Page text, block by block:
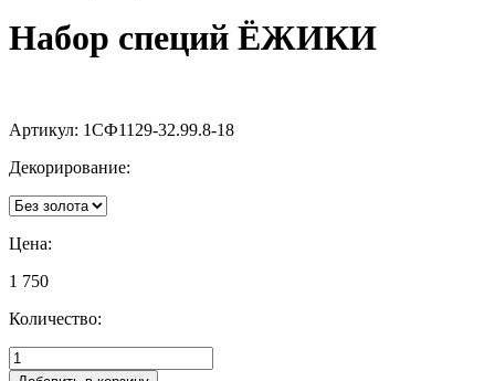
Набор специй ЁЖИКИ
Артикул: 1СФ1129-32.99.8-18
Декорирование:
Цена:
1 750
Количество: